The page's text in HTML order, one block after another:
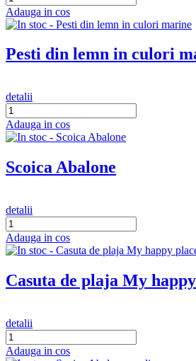
Adauga in cos
Pesti din lemn in culori
detalii
Adauga in cos
Scoica Abalone
detalii
Adauga in cos
Casuta de plaja My
detalii
Adauga in cos